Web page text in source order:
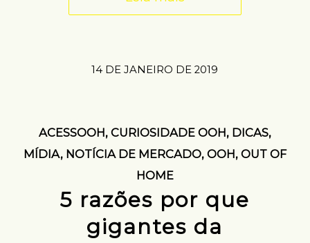
14 DE JANEIRO DE 2019
ACESSOOH, CURIOSIDADE OOH, DICAS,
MÍDIA, NOTÍCIA DE MERCADO, OOH, OUT OF
HOME
5 razões por que
gigantes da